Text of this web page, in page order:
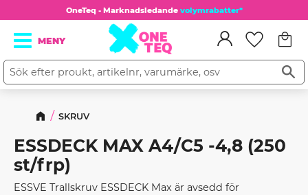
Meny
OneTeq - Marknadsledande volymrabatter*
SKRUV
ESSDECK MAX A4/C5 -4,8 (250
st/frp)
ESSVE Trallskruv ESSDECK Max är avsedd för